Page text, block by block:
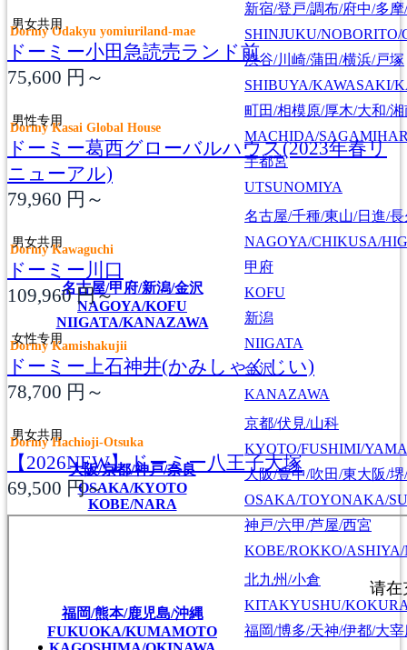
新宿/登戸/調布/府中/多
SHINJUKU/
渋谷/川崎/蒲田/横浜/戸塚
SHIBUYA/KAWASAKI/
町田/相模原/厚木/大和/湘
MACHIDA/
宇都宮
UTSUNOMIYA
名古屋/甲府/新潟/金沢
NAGOYA/KOFU
NIIGATA/KANAZAWA
名古屋/千種/東山/日進/
NAGOYA/CHIKUSA/
甲府
KOFU
新潟
NIIGATA
金沢
KANAZAWA
大阪/京都/神戸/奈良
OSAKA/KYOTO
KOBE/NARA
京都/伏見/山科
KYOTO/FUSHIMI/
大阪/豊中/吹田/東大阪/
OSAKA/TOYONAKA/
神戸/六甲/芦屋/西宮
KOBE/ROKKO/
福岡/熊本/鹿児島/沖縄
FUKUOKA/KUMAMOTO
北九州/小倉
KITAKYUSHU/
福岡/博多/天神/伊都/大宰
男女共用
Dormy Odakyu yomiuriland-mae
ドーミー小田急読売ランド前
75,600 円～
男性专用
Dormy Kasai Global House
ドーミー葛西グローバルハウス(2023年春リ
ニューアル)
79,960 円～
男女共用
Dormy Kawaguchi
ドーミー川口
109,960円～
女性专用
Dormy Kamishakujii
ドーミー上石神井(かみしゃくじい)
78,700 円～
男女共用
Dormy Hachioji-Otsuka
【2026NEW】ドーミー八王子大塚
69,500 円～